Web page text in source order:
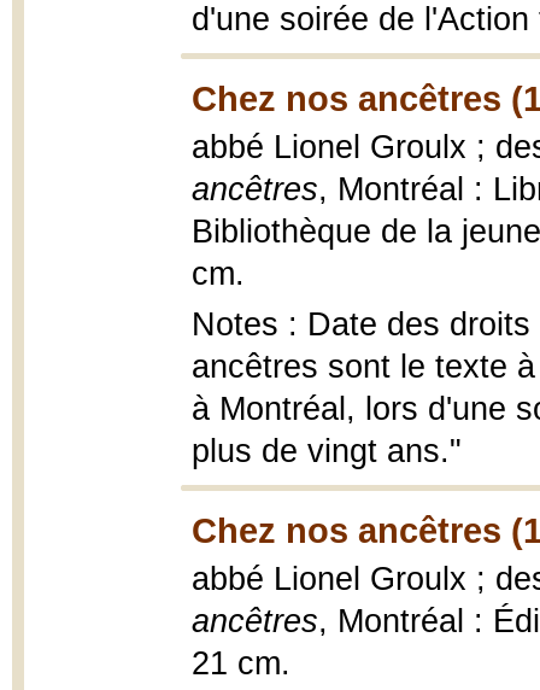
d'une soirée de
Chez nos ancêtres
abbé Lionel Groulx ;
ancêtres, Montréal :
Bibliothèque de la
cm.
Notes : Date des
ancêtres sont le texte
à Montréal, lors d'une
plus de vingt ans."
Chez nos ancêtres
abbé Lionel Groulx ;
ancêtres, Montréal :
21 cm.